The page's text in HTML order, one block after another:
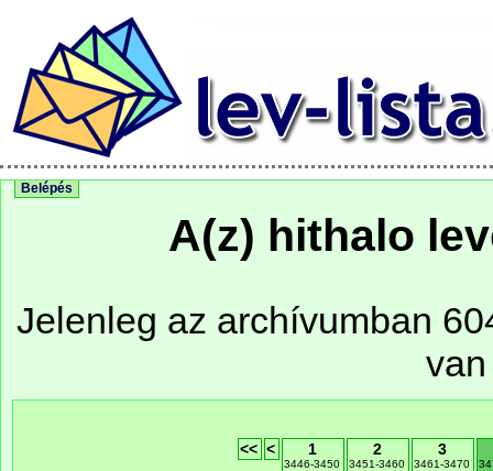
Belépés
A(z) hithalo
Jelenleg az archívumban
<< < 1
3446-3450
2
3451-3460
3
3461-3470